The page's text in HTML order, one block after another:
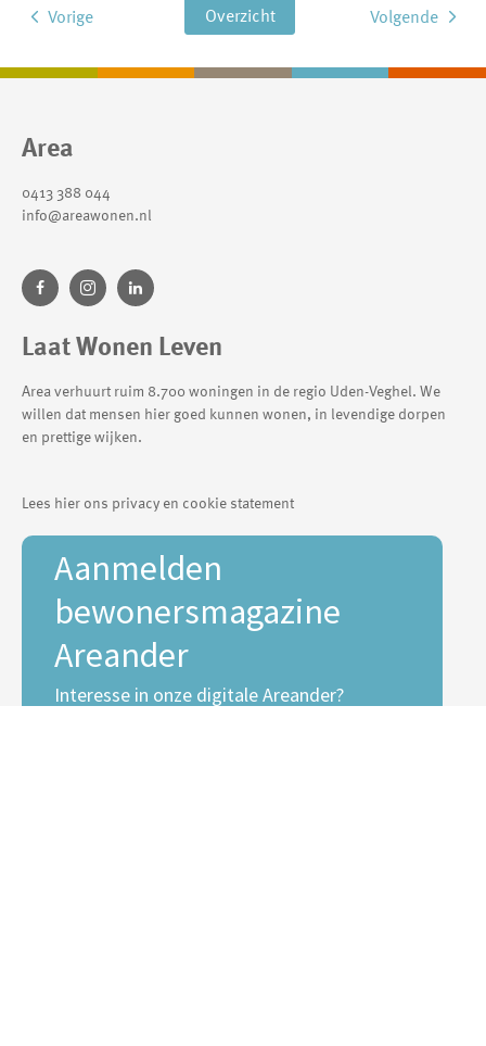
Volgende
Overzicht
Vorige
Contactinformatie
Area
0413 388 044
info@areawonen.nl
Laat Wonen Leven
Area verhuurt ruim 8.700 woningen in de regio Uden-Veghel. We
willen dat mensen hier goed kunnen wonen, in levendige dorpen
en prettige wijken.
Lees hier ons privacy en cookie statement
Aanmelden
bewonersmagazine
Areander
Interesse in onze digitale Areander?